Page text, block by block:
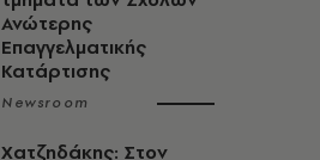
Ανώτερης
Επαγγελματικής
Κατάρτισης
Newsroom
Χατζηδάκης: Στον